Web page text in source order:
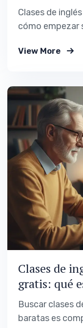
Clases de
cómo empezar
pero también
normales,
llevan años sin
View More
Clases de
gratis: qué
Buscar clases
baratas es